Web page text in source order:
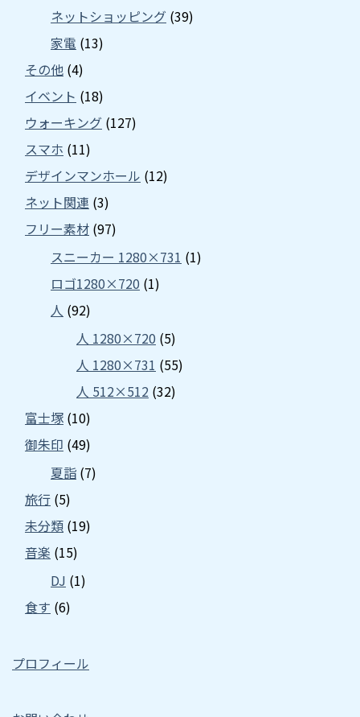
ネットショッピング (39)
家電 (13)
その他 (4)
イベント (18)
ウォーキング (127)
スマホ (11)
デザインマンホール (12)
ネット関連 (3)
フリー素材 (97)
スニーカー 1280×731 (1)
ロゴ1280×720 (1)
人 (92)
人 1280×720 (5)
人 1280×731 (55)
人 512×512 (32)
富士塚 (10)
御朱印 (49)
夏詣 (7)
旅行 (5)
未分類 (19)
音楽 (15)
DJ (1)
食す (6)
プロフィール